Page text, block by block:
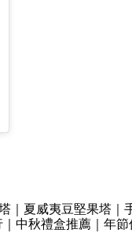
夏威夷豆堅果塔｜
中秋禮盒推薦｜年節